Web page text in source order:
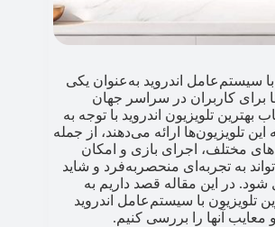
سیستم‌عامل اندروید به‌عنوان یکی
برای کاربران در سراسر جهان
بهترین تلویزیون اندروید با توجه‌ به
تلویزیون‌ها ارائه می‌دهند، از جمله
مختلف، اجرای بازی و امکان
به تجربه‌ای منحصربه‌فرد و شاید
شود. در این مقاله قصد داریم به
بهترین تلویزیون با سیستم‌عامل اندروید
و معایب آنها را بررسی کنیم.